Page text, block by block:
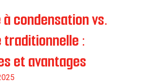
à condensation vs.
traditionnelle :
et avantages